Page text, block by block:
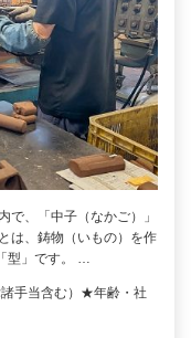
で、「中子（なかご）」
は、鋳物（いもの）を作
型」です。 …
手当含む）★年齢・社